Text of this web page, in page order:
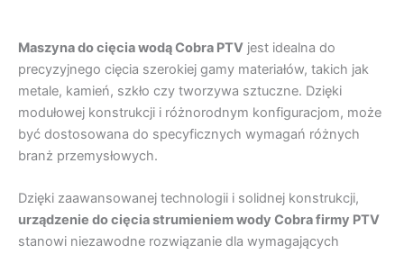
Maszyna do cięcia wodą Cobra PTV jest idealna do
precyzyjnego cięcia szerokiej gamy materiałów, takich jak
metale, kamień, szkło czy tworzywa sztuczne. Dzięki
modułowej konstrukcji i różnorodnym konfiguracjom, może
być dostosowana do specyficznych wymagań różnych
branż przemysłowych.
Dzięki zaawansowanej technologii i solidnej konstrukcji,
urządzenie do cięcia strumieniem wody Cobra firmy PTV
stanowi niezawodne rozwiązanie dla wymagających